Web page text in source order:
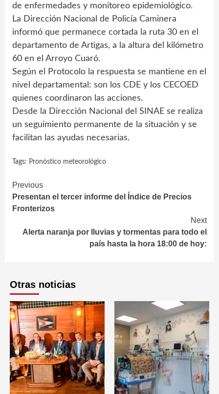
de enfermedades y monitoreo epidemiológico.
La Dirección Nacional de Policía Caminera
informó que permanece cortada la ruta 30 en el
departamento de Artigas, a la altura del kilómetro
60 en el Arroyo Cuaró.
Según el Protocolo la respuesta se mantiene en el
nivel departamental: son los CDE y los CECOED
quienes coordinaron las acciones.
Desde la Dirección Nacional del SINAE se realiza
un seguimiento permanente de la situación y se
facilitan las ayudas necesarias.
Tags: Pronóstico meteorológico
Continue
Reading
Previous
Presentan el tercer informe del Índice de Precios
Fronterizos
Next
Alerta naranja por lluvias y tormentas para todo el
país hasta la hora 18:00 de hoy:
Otras noticias